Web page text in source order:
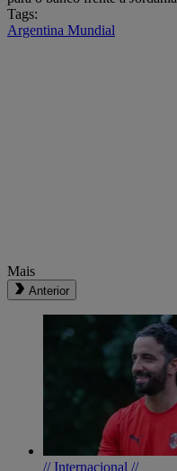
Tags:
Argentina Mundial
Mais
Anterior
// Internacional //